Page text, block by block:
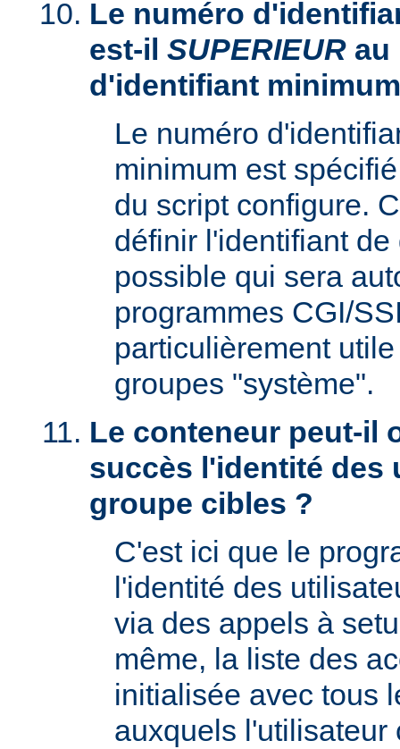
Le numéro
est-il SUPERIEUR au
d'identifiant
Le numéro
minimum est
du script configure.
définir l'identifiant
possible qui sera
programmes CGI/
particulièrement
groupes "système".
Le conteneur peut-il
succès l'identité des
groupe cibles ?
C'est ici que le
l'identité des
via des appels à
même, la liste des
initialisée avec tous
auxquels l'utilisateur